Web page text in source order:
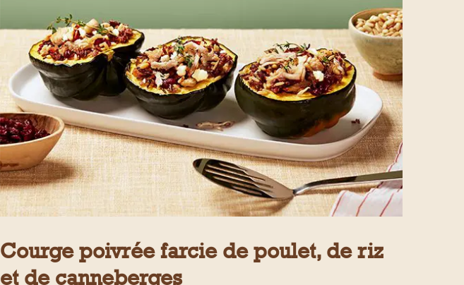
Courge poivrée farcie de poulet, de riz
et de canneberges